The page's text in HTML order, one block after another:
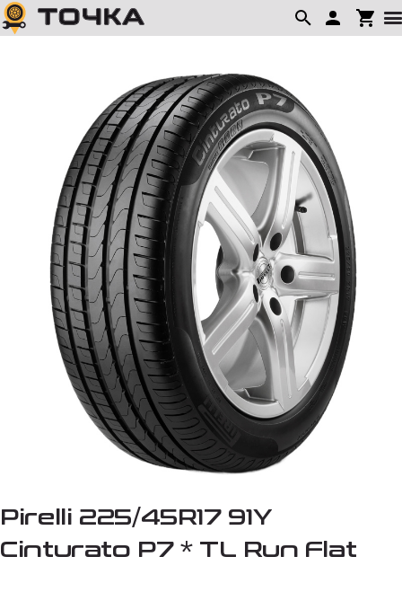
Pirelli 225/45R17 91Y
Cinturato P7 * TL Run Flat